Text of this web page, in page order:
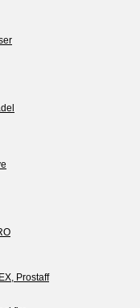
Prostaff